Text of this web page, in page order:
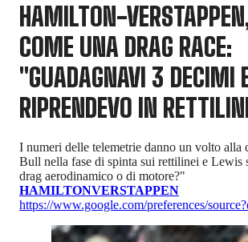
HAMILTON-
COME UNA DRAG RACE:
"GUADAGNAVI 3 DECIMI
RIPRENDEVO IN
I numeri delle telemetrie danno un volto alla
Bull nella fase di spinta sui rettilinei e Lewis
drag aerodinamico o di motore?"
HAMILTONVERSTAPPEN
https://www.google.com/preferences/